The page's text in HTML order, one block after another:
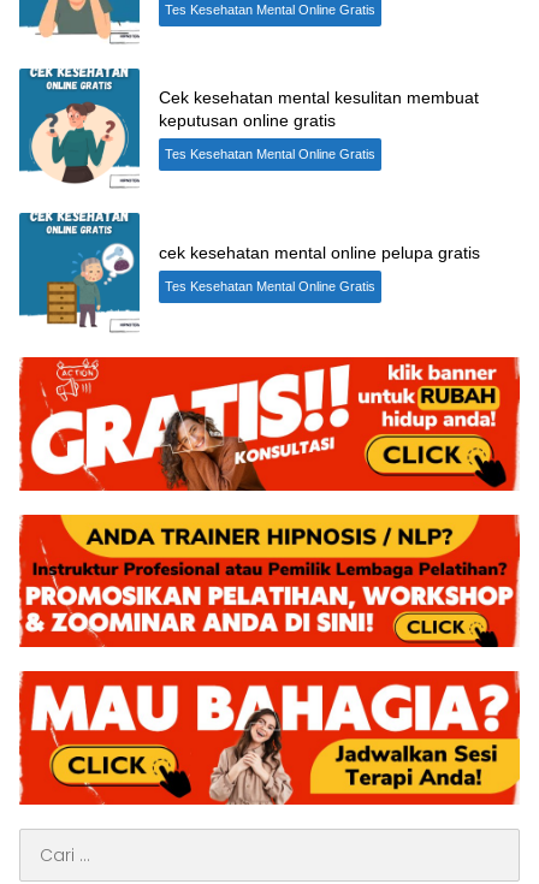
Tes Kesehatan Mental Online Gratis
Cek kesehatan mental kesulitan membuat
keputusan online gratis
Tes Kesehatan Mental Online Gratis
cek kesehatan mental online pelupa gratis
Tes Kesehatan Mental Online Gratis
untuk: